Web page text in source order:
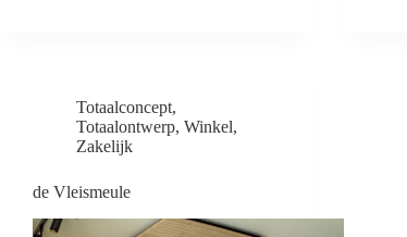
Totaalconcept,
Totaalontwerp, Winkel,
Zakelijk
de Vleismeule